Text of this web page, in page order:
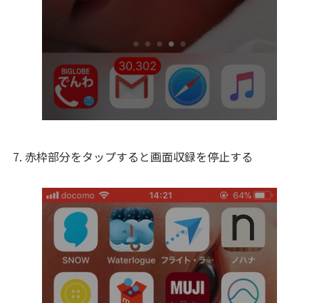
7. 赤枠部分をタップすると画面収録を停止する